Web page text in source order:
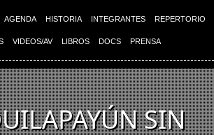
AGENDA HISTORIA INTEGRANTES REPERTORIO
VIDEOS/AV LIBROS DOCS PRENSA
SIN